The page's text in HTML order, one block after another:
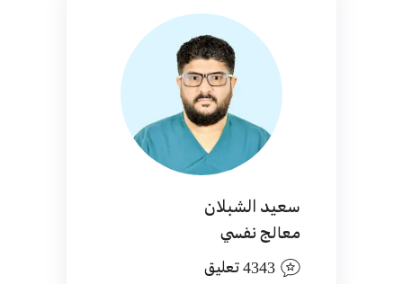
سعيد الشبلان
معالج نفسي
4343 تعليق